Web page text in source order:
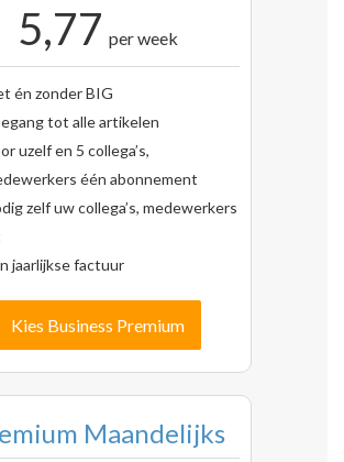
5,77 per week
én zonder BIG
tot alle artikelen
uzelf en 5 collega’s,
één abonnement
zelf uw collega’s, medewerkers
jaarlijkse factuur
Kies Business Premium
Maandelijks